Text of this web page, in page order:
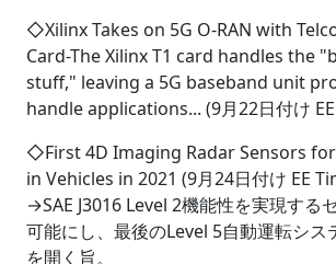
◇Xilinx Takes on 5G O-RAN with
Card-The Xilinx T1 card handles the
stuff," leaving a 5G baseband unit
handle applications... (9月22日付け
◇First 4D Imaging Radar Sensors for
in Vehicles in 2021 (9月24日付け EE
→SAE J3016 Level 2機能性を実現する
可能にし、最後のLevel 5自動運転シス
を開く旨。